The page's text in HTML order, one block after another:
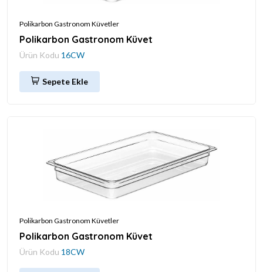
Polikarbon Gastronom Küvetler
Polikarbon Gastronom Küvet
Ürün Kodu 16CW
Sepete Ekle
Polikarbon Gastronom Küvetler
Polikarbon Gastronom Küvet
Ürün Kodu 18CW